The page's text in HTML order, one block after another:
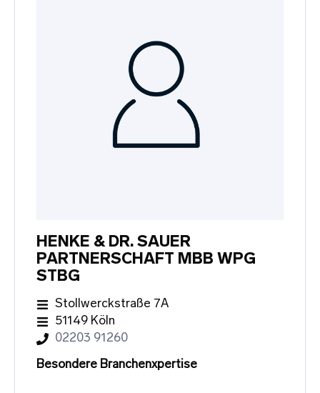
HENKE & DR. SAUER
PARTNERSCHAFT MBB WPG
STBG
Stollwerckstraße 7A
51149 Köln
02203 91260
Besondere Branchenxpertise